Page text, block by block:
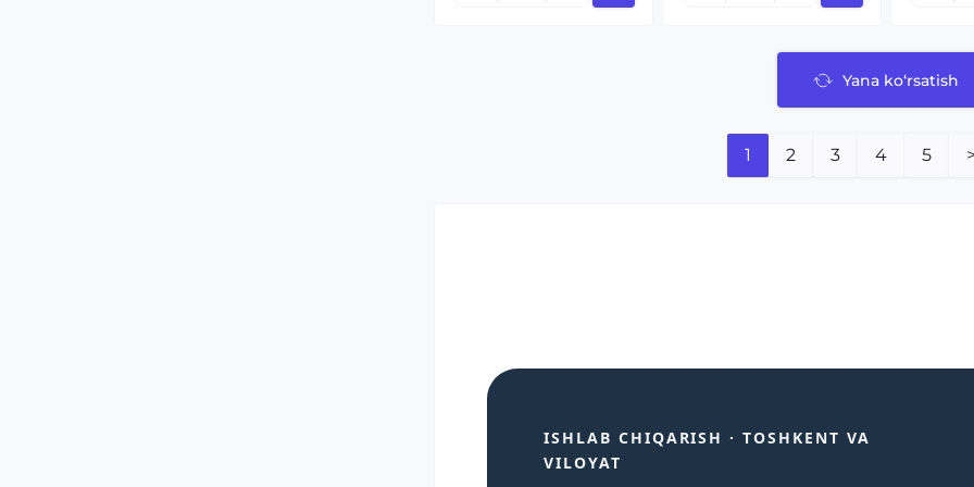
Yana ko‘rsatish
1 2 3 4 5
ISHLAB CHIQARISH · TOSHKENT VA
VILOYAT